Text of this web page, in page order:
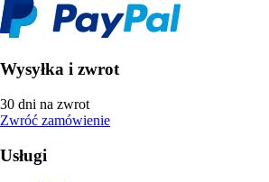
Wysyłka i zwrot
30 dni na zwrot
Zwróć zamówienie
Usługi